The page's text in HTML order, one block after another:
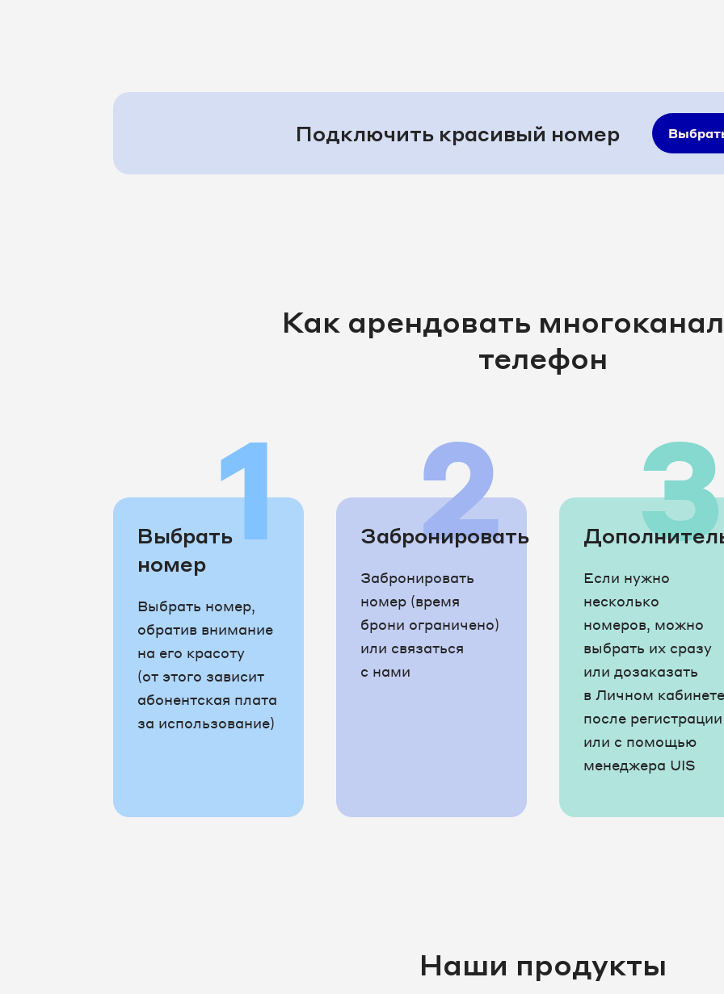
Подключить красивый номер
Как арендовать
телефон
1
Выбрать
номер
Выбрать номер,
обратив внимание
на его красоту
(от этого зависит
абонентская плата
за использование)
2
Забронировать
Забронировать
номер (время
брони ограничено)
или связаться
с нами
Если нужно
несколько
номеров, можно
выбрать их сразу
или дозаказать
в Личном кабинете
после регистрации
или с помощью
менеджера UIS
Наши продукты